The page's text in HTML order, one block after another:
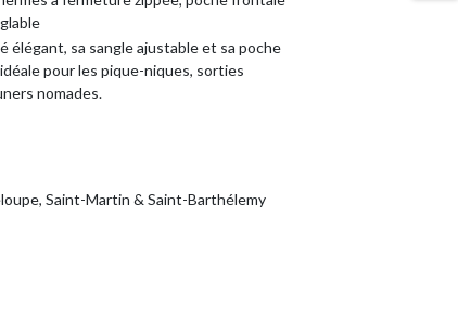
élégant, sa sangle ajustable et sa poche
pour les pique-niques, sorties
nomades.
Saint-Martin & Saint-Barthélemy